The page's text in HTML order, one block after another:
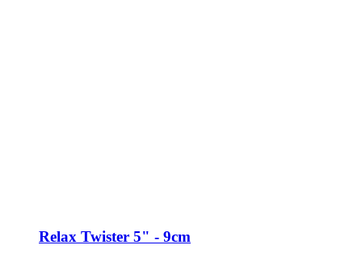
Relax Twister 5" - 9cm